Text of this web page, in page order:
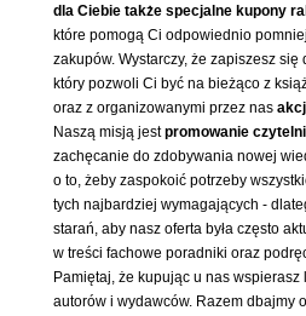
dla Ciebie także specjalne kupony
które pomogą Ci odpowiednio
zakupów. Wystarczy, że zapiszesz się
który pozwoli Ci być na bieżąco z
oraz z organizowanymi przez nas
Naszą misją jestpromowanie
zachęcanie do zdobywania nowej
o to, żeby zaspokoić potrzeby
tych najbardziej wymagających -
starań, aby nasz oferta była często
w treści fachowe poradniki oraz
Pamiętaj, że kupując u nas
autorów i wydawców. Razem dbajmy